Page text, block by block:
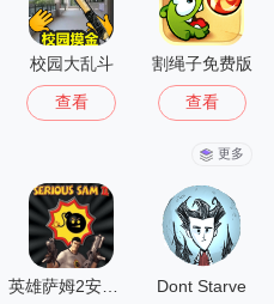
校园大乱斗
查看
割绳子免费版
查看
更多
英雄萨姆2安卓版 Dont Starve